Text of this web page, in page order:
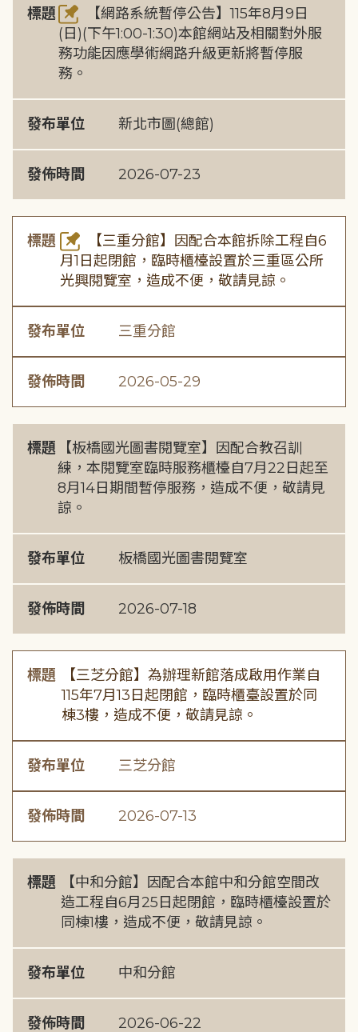
標題
【網路系統暫停公告】115年8月9日
(日)(下午1:00-1:30)本館網站及相關對外服
務功能因應學術網路升級更新將暫停服
務。
發布單位 新北市圖(總館)
發佈時間 2026-07-23
標題
【三重分館】因配合本館拆除工程自6
月1日起閉館，臨時櫃檯設置於三重區公所
光興閱覽室，造成不便，敬請見諒。
發布單位 三重分館
發佈時間 2026-05-29
標題
【板橋國光圖書閱覽室】因配合教召訓
練，本閱覽室臨時服務櫃檯自7月22日起至
8月14日期間暫停服務，造成不便，敬請見
諒。
發布單位 板橋國光圖書閱覽室
發佈時間 2026-07-18
標題
【三芝分館】為辦理新館落成啟用作業自
115年7月13日起閉館，臨時櫃臺設置於同
棟3樓，造成不便，敬請見諒。
發布單位 三芝分館
發佈時間 2026-07-13
標題
【中和分館】因配合本館中和分館空間改
造工程自6月25日起閉館，臨時櫃檯設置於
同棟1樓，造成不便，敬請見諒。
發布單位 中和分館
發佈時間 2026-06-22